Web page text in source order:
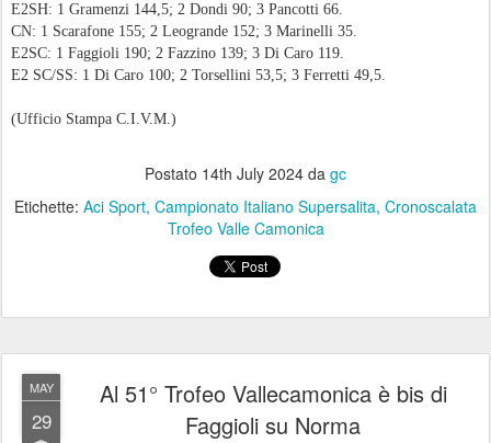
E2SH: 1 Gramenzi 144,5; 2 Dondi 90; 3 Pancotti 66.
CN: 1 Scarafone 155; 2 Leogrande 152; 3 Marinelli 35.
E2SC: 1 Faggioli 190; 2 Fazzino 139; 3 Di Caro 119.
E2 SC/SS: 1 Di Caro 100; 2 Torsellini 53,5; 3 Ferretti 49,5.
(Ufficio Stampa C.I.V.M.)
Postato 14th July 2024 da gc
Etichette: Aci Sport Campionato Italiano Supersalita Cronoscalata
Trofeo Valle Camonica
MAY
29
Al 51° Trofeo Vallecamonica è bis di
Faggioli su Norma